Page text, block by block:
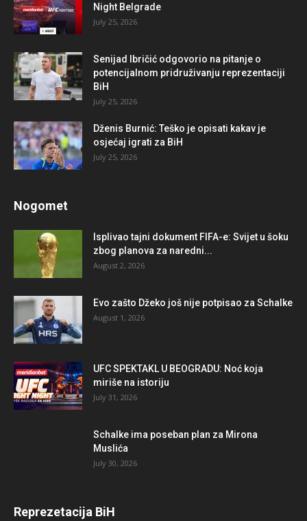
Night Belgrade
July 25, 2026
Senijad Ibričić odgovorio na pitanje o
potencijalnom pridruživanju reprezentaciji
BiH
July 25, 2026
Dženis Burnić: Teško je opisati kakav je
osjećaj igrati za BiH
July 25, 2026
Nogomet
Isplivao tajni dokument FIFA-e: Svijet u šoku
zbog planova za naredni...
August 2, 2026
Evo zašto Džeko još nije potpisao za Schalke
August 1, 2026
UFC SPEKTAKL U BEOGRADU: Noć koja
miriše na istoriju
July 31, 2026
Schalke ima poseban plan za Mirona
Muslića
July 30, 2026
Reprezetacija BiH